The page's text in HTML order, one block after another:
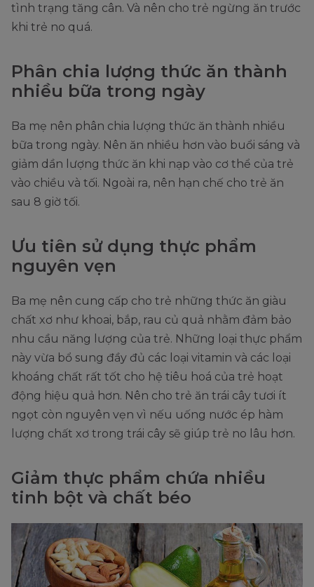
tình trạng tăng cân. Và nên cho trẻ ngừng ăn trước
khi trẻ no quá.
Phân chia lượng thức ăn thành
nhiều bữa trong ngày
Ba mẹ nên phân chia lượng thức ăn thành nhiều
bữa trong ngày. Nên ăn nhiều hơn vào buổi sáng và
giảm dần lượng thức ăn khi nạp vào cơ thể của trẻ
vào chiều và tối. Ngoài ra, nên hạn chế cho trẻ ăn
sau 8 giờ tối.
Ưu tiên sử dụng thực phẩm
nguyên vẹn
Ba mẹ nên cung cấp cho trẻ những thức ăn giàu
chất xơ như khoai, bắp, rau củ quả nhằm đảm bảo
nhu cầu năng lượng của trẻ. Những loại thực phẩm
này vừa bổ sung đầy đủ các loại vitamin và các loại
khoáng chất rất tốt cho hệ tiêu hoá của trẻ hoạt
động hiệu quả hơn. Nên cho trẻ ăn trái cây tươi ít
ngọt còn nguyên vẹn vì nếu uống nước ép hàm
lượng chất xơ trong trái cây sẽ giúp trẻ no lâu hơn.
Giảm thực phẩm chứa nhiều
tinh bột và chất béo